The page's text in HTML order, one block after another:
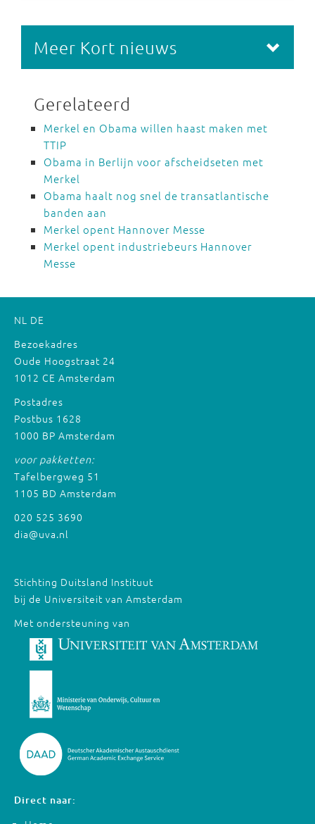
Meer Kort nieuws
Gerelateerd
Merkel en Obama willen haast maken met
TTIP
Obama in Berlijn voor afscheidseten met
Merkel
Obama haalt nog snel de transatlantische
banden aan
Merkel opent Hannover Messe
Merkel opent industriebeurs Hannover
Messe
NL DE
Bezoekadres
Oude Hoogstraat 24
1012 CE Amsterdam
Postadres
Postbus 1628
1000 BP Amsterdam
voor pakketten:
Tafelbergweg 51
1105 BD Amsterdam
020 525 3690
dia@uva.nl
Stichting Duitsland Instituut
bij de Universiteit van Amsterdam
Met ondersteuning van
Direct naar: